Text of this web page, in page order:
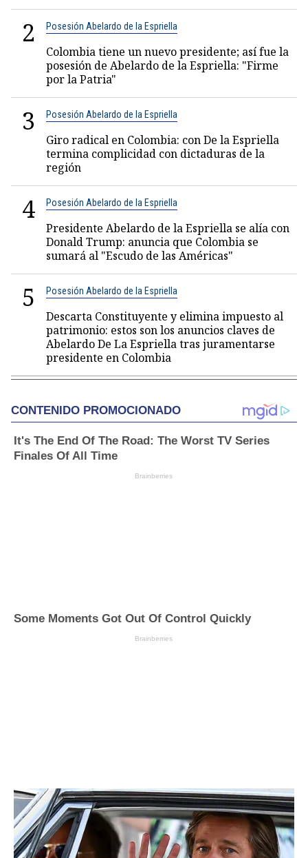
2 Posesión Abelardo de la Espriella
Colombia tiene un nuevo presidente; así fue la
posesión de Abelardo de la Espriella: "Firme
por la Patria"
3 Posesión Abelardo de la Espriella
Giro radical en Colombia: con De la Espriella
termina complicidad con dictaduras de la
región
4 Posesión Abelardo de la Espriella
Presidente Abelardo de la Espriella se alía con
Donald Trump: anuncia que Colombia se
sumará al "Escudo de las Américas"
5 Posesión Abelardo de la Espriella
Descarta Constituyente y elimina impuesto al
patrimonio: estos son los anuncios claves de
Abelardo De La Espriella tras juramentarse
presidente en Colombia